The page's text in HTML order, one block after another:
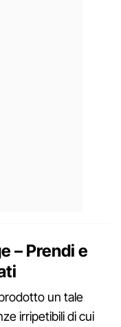
– Prendi e
un tale
irripetibili di cui